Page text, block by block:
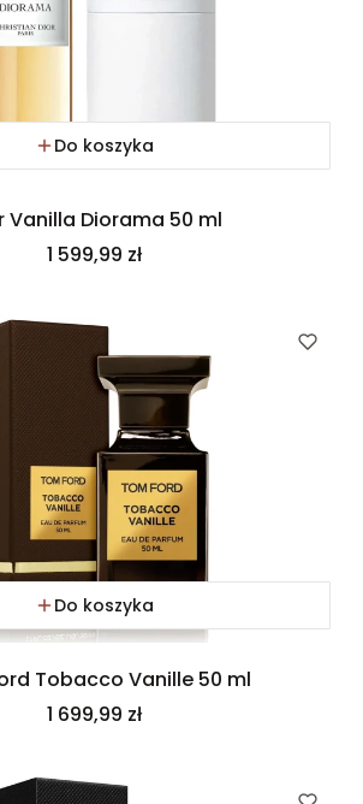
Do koszyka
Vanilla Diorama 50 ml
Cena
1 599,99 zł
Do koszyka
Tobacco Vanille 50 ml
Cena
1 699,99 zł